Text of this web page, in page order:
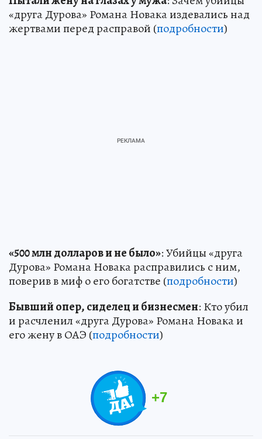
«друга Дурова» Романа Новака издевались над
жертвами перед расправой (подробности)
«500 млн долларов и не было»: Убийцы «друга
Дурова» Романа Новака расправились с ним,
поверив в миф о его богатстве (подробности)
Бывший опер, сиделец и бизнесмен: Кто убил
и расчленил «друга Дурова» Романа Новака и
его жену в ОАЭ (подробности)
+7